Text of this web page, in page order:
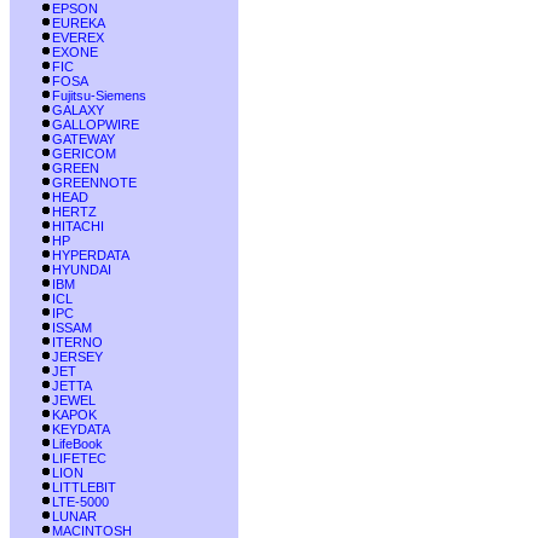
EPSON
EUREKA
EVEREX
EXONE
FIC
FOSA
Fujitsu-Siemens
GALAXY
GALLOPWIRE
GATEWAY
GERICOM
GREEN
GREENNOTE
HEAD
HERTZ
HITACHI
HP
HYPERDATA
HYUNDAI
IBM
ICL
IPC
ISSAM
ITERNO
JERSEY
JET
JETTA
JEWEL
KAPOK
KEYDATA
LifeBook
LIFETEC
LION
LITTLEBIT
LTE-5000
LUNAR
MACINTOSH